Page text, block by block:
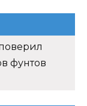
фунтов